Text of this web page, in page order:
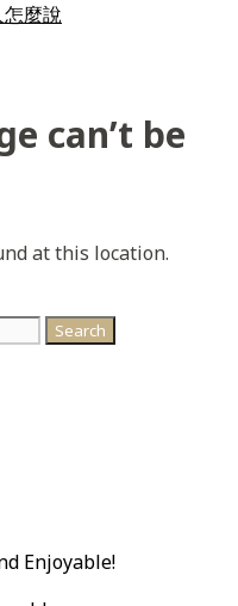
麼說
can’t be
at this location.
Enjoyable!